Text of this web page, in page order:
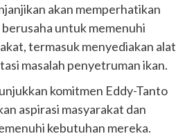
akan memperhatikan
untuk memenuhi
termasuk menyediakan alat
masalah penyetruman ikan.
komitmen Eddy-Tanto
aspirasi masyarakat dan
kebutuhan mereka.